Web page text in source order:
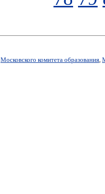
Московского комитета образования,